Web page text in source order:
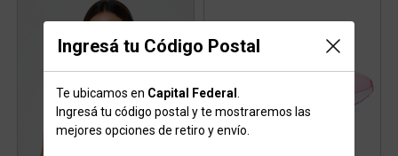
Ingresá tu Código Postal
Te ubicamos en Capital Federal
Ingresá tu código postal y te mostraremos las
mejores opciones de retiro y envío.